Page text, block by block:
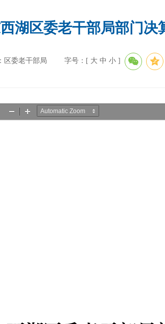
湖区委老干部局部门决
区委老干部局 字号：[ 大 中 小 ]